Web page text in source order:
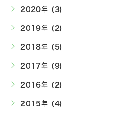
2020年 (3)
2019年 (2)
2018年 (5)
2017年 (9)
2016年 (2)
2015年 (4)